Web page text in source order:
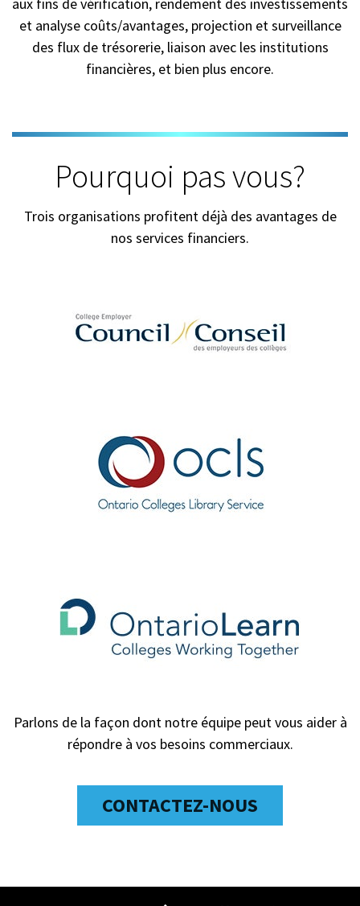
aux fins de vérification, rendement des investissements
et analyse coûts/avantages, projection et surveillance
des flux de trésorerie, liaison avec les institutions
financières, et bien plus encore.
Pourquoi pas vous?
Trois organisations profitent déjà des avantages de
nos services financiers.
Parlons de la façon dont notre équipe peut vous aider à
répondre à vos besoins commerciaux.
CONTACTEZ-NOUS